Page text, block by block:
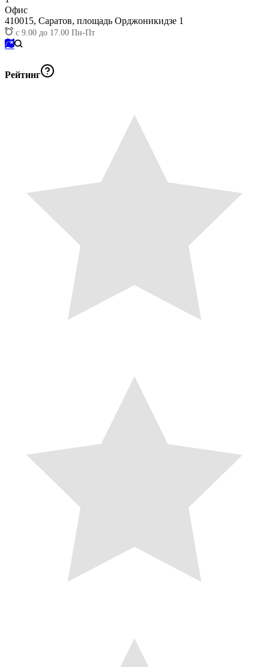
Офис
410015, Саратов, площадь Орджоникидзе 1
с 9.00 до 17.00 Пн-Пт
Рейтинг